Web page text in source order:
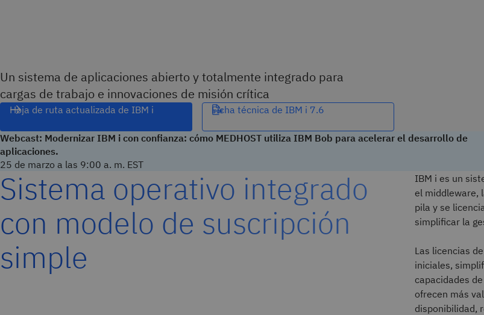
Un sistema de aplicaciones abierto y totalmente integrado para
cargas de trabajo e innovaciones de misión crítica
Hoja de ruta actualizada de IBM i Ficha técnica de IBM i 7.6
Webcast: Modernizar IBM i con confianza: cómo MEDHOST utiliza IBM Bob para acelerar el desarrollo de
aplicaciones.
25 de marzo a las 9:00 a. m. EST
Sistema operativo integrado
con modelo de suscripción
simple
IBM i es un
el middleware,
pila y se
simplificar la
Las licencias
iniciales,
capacidades
ofrecen más
disponibilidad,